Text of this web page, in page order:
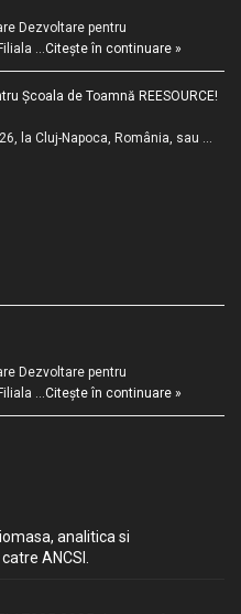
Dezvoltare pentru
…Citește în continuare »
Școala de Toamnă REESOURCE!
la Cluj-Napoca, România, sau …
Dezvoltare pentru
…Citește în continuare »
analitica si
ANCSI.